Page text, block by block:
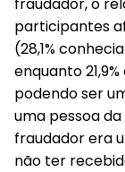
participantes
(28,1%
enquanto
podendo ser
uma pessoa
fraudador era
não ter